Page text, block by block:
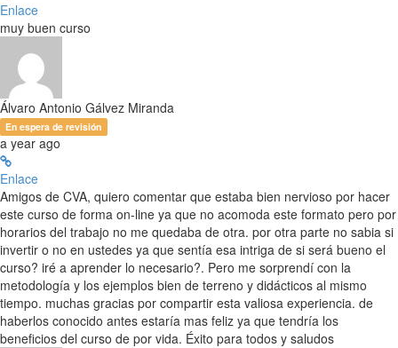
Enlace
muy buen curso
Álvaro Antonio Gálvez Miranda
En espera de revisión
a year ago
Enlace
Amigos de CVA, quiero comentar que estaba bien nervioso por hacer
este curso de forma on-line ya que no acomoda este formato pero por
horarios del trabajo no me quedaba de otra. por otra parte no sabia si
invertir o no en ustedes ya que sentía esa intriga de si será bueno el
curso? iré a aprender lo necesario?. Pero me sorprendí con la
metodología y los ejemplos bien de terreno y didácticos al mismo
tiempo. muchas gracias por compartir esta valiosa experiencia. de
haberlos conocido antes estaría mas feliz ya que tendría los
beneficios del curso de por vida. Éxito para todos y saludos